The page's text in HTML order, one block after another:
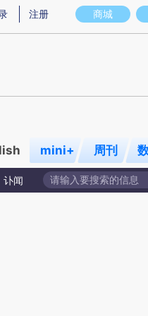
意图存在偏差。不代表财新观点和
商城
注册
mini+ 周刊
讣闻